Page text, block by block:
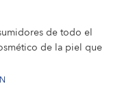
de todo el
de la piel que